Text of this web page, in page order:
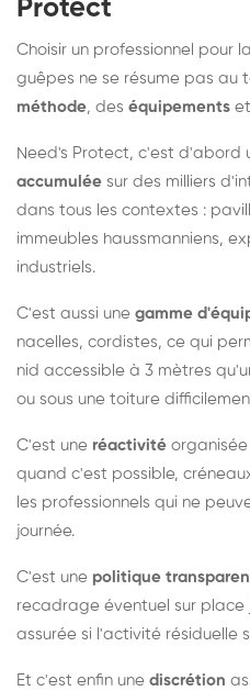
Protect
Choisir un professionnel pour
guêpes ne se résume pas au
méthode, des équipements
Need's Protect, c'est d'abord
accumulée sur des milliers
dans tous les contextes :
immeubles haussmanniens,
industriels.
C'est aussi une gamme
nacelles, cordistes, ce qui
nid accessible à 3 mètres
ou sous une toiture
C'est une réactivité
quand c'est possible,
les professionnels qui ne
journée.
C'est une politique
recadrage éventuel sur
assurée si l'activité résiduelle
Et c'est enfin une discrétion